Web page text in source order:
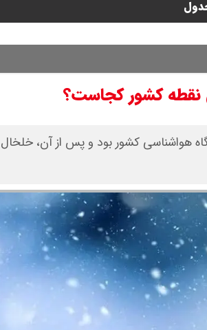
با ثبت دمای منفی ۲۷ درجه سردترین ایستگاه هواشناسی کشور بود و پس از